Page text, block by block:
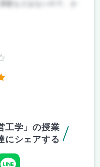
工学」の授業
にシェアする